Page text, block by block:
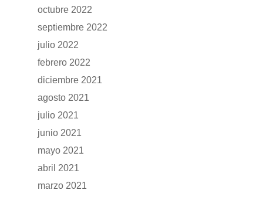
octubre 2022
septiembre 2022
julio 2022
febrero 2022
diciembre 2021
agosto 2021
julio 2021
junio 2021
mayo 2021
abril 2021
marzo 2021